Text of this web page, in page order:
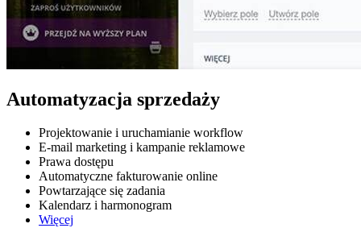
Automatyzacja sprzedaży
Projektowanie i uruchamianie workflow
E-mail marketing i kampanie reklamowe
Prawa dostępu
Automatyczne fakturowanie online
Powtarzające się zadania
Kalendarz i harmonogram
Więcej